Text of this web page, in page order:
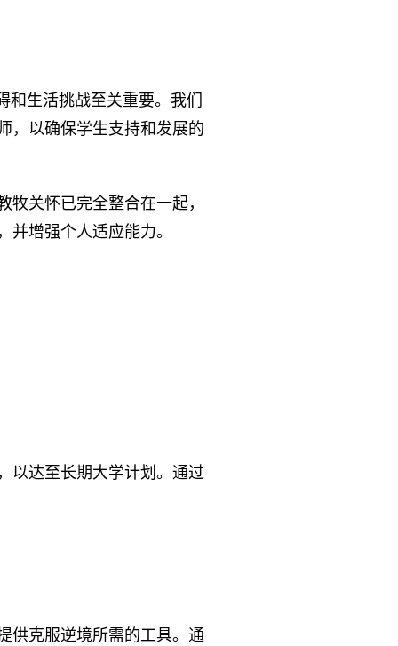
和生活挑战至关重要。我们
，以确保学生支持和发展的
关怀已完全整合在一起，
增强个人适应能力。
以达至长期大学计划。通过
供克服逆境所需的工具。通